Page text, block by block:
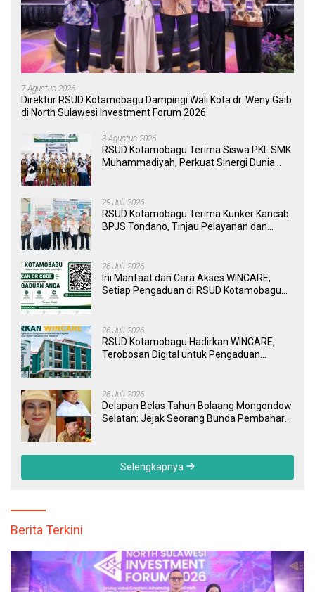
7 Agustus 2026
Direktur RSUD Kotamobagu Dampingi Wali Kota dr. Weny Gaib
di North Sulawesi Investment Forum 2026
3 Agustus 2026
RSUD Kotamobagu Terima Siswa PKL SMK
Muhammadiyah, Perkuat Sinergi Dunia
29 Juli 2026
RSUD Kotamobagu Terima Kunker Kancab
BPJS Tondano, Tinjau Pelayanan dan
26 Juli 2026
Ini Manfaat dan Cara Akses WINCARE,
Setiap Pengaduan di RSUD Kotamobagu
26 Juli 2026
RSUD Kotamobagu Hadirkan WINCARE,
Terobosan Digital untuk Pengaduan
26 Juli 2026
Delapan Belas Tahun Bolaang Mongondow
Selatan: Jejak Seorang Bunda Pembaharu
Selengkapnya
Berita Terkini